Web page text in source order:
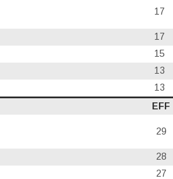
17
17
15
13
13
EFF
29
28
27